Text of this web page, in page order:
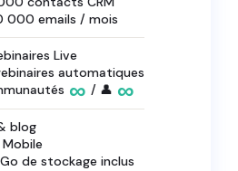
000 emails / mois
Live
automatiques
∞ / 👤 ∞
blog
de stockage inclus